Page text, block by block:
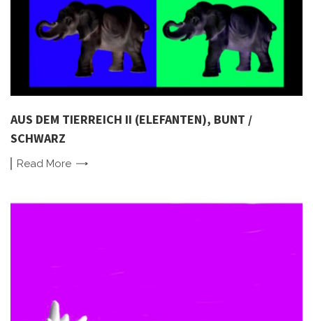
AUS DEM TIERREICH II (ELEFANTEN), BUNT /
SCHWARZ
Read More